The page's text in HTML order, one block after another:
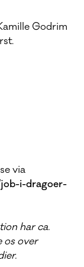
Godrim
via
i-dragoer-
har ca.
os over